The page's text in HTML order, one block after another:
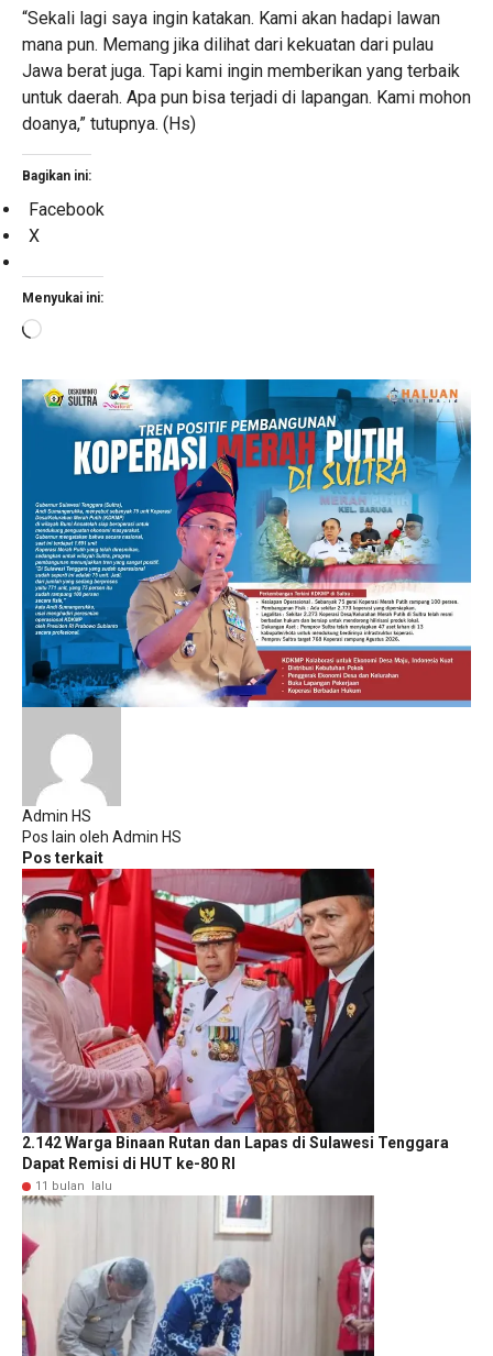
“Sekali lagi saya ingin katakan. Kami akan hadapi lawan
mana pun. Memang jika dilihat dari kekuatan dari pulau
Jawa berat juga. Tapi kami ingin memberikan yang terbaik
untuk daerah. Apa pun bisa terjadi di lapangan. Kami mohon
doanya,” tutupnya. (Hs)
Bagikan ini:
Facebook
X
Menyukai ini:
Memuat...
Admin HS
Pos lain oleh Admin HS
Pos terkait
2.142 Warga Binaan Rutan dan Lapas di Sulawesi Tenggara
Dapat Remisi di HUT ke-80 RI
11 bulan lalu